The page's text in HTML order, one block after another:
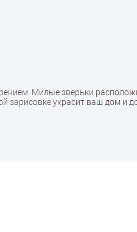
Милые зверьки
зарисовке украсит ваш дом и